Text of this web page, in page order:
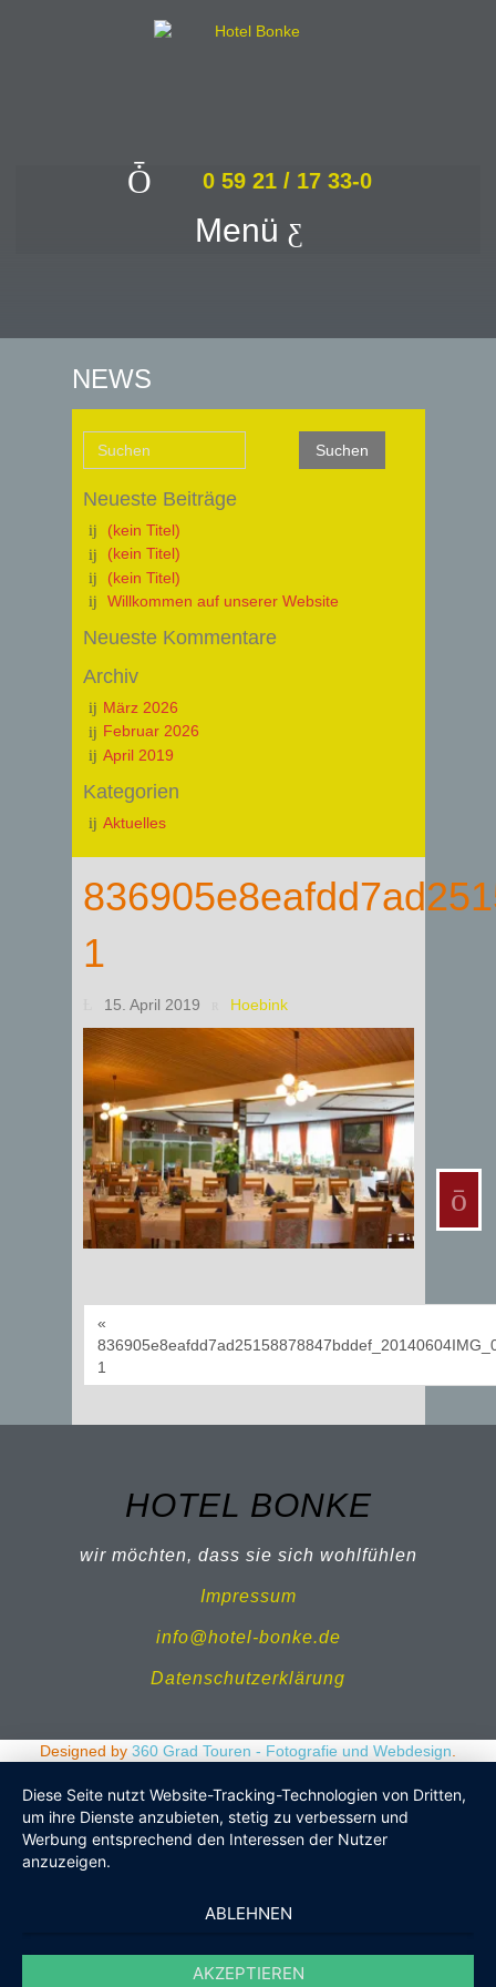
0 59 21 / 17 33-0
Menü
NEWS
Neueste Beiträge
(kein Titel)
(kein Titel)
(kein Titel)
Willkommen auf unserer Website
Neueste Kommentare
Archiv
März 2026
Februar 2026
April 2019
Kategorien
Aktuelles
1
15. April 2019 Hoebink
«
1
HOTEL BONKE
wir möchten, dass sie sich wohlfühlen
Impressum
info@hotel-bonke.de
Datenschutzerklärung
Designed by 360 Grad Touren - Fotografie und Webdesign
Diese Seite nutzt Website-Tracking-Technologien von Dritten,
um ihre Dienste anzubieten, stetig zu verbessern und
Werbung entsprechend den Interessen der Nutzer
anzuzeigen.
ABLEHNEN
AKZEPTIEREN